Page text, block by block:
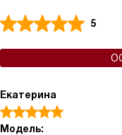
5
Екатерина
Модель: